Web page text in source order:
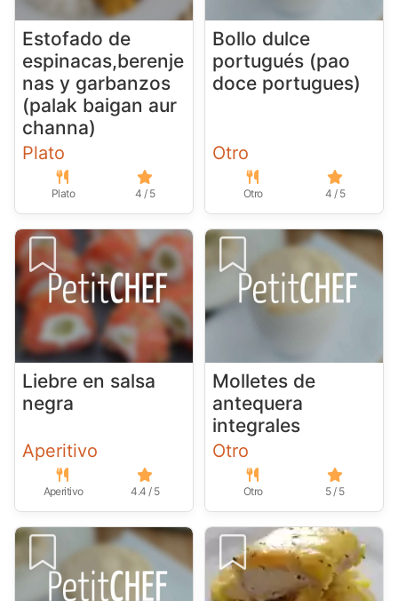
Estofado de
espinacas,berenje
nas y garbanzos
(palak baigan aur
channa)
Plato
Plato 4 / 5
Bollo dulce
portugués (pao
doce portugues)
Otro
Otro 4 / 5
Liebre en salsa
negra
Aperitivo
Aperitivo 4.4 / 5
Molletes de
antequera
integrales
Otro
Otro 5 / 5